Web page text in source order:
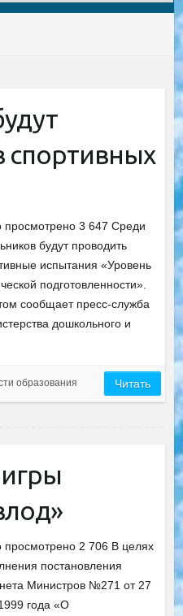
спортивных
просмотрено 3 647 Среди
будут проводить
испытания «Уровень
подготовленности».
сообщает пресс-служба
дошкольного и
образования Читать
просмотрено 2 706 В целях
постановления
Министров №271 от 27
года «О